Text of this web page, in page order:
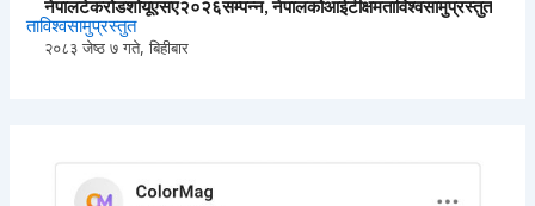
नेपालटेकरोडशोयूएसए२०२६सम्पन्न, नेपालकोआईटीक्षमताविश्वसामुप्रस्तुत
२०८३ जेष्ठ ७ गते, बिहीबार